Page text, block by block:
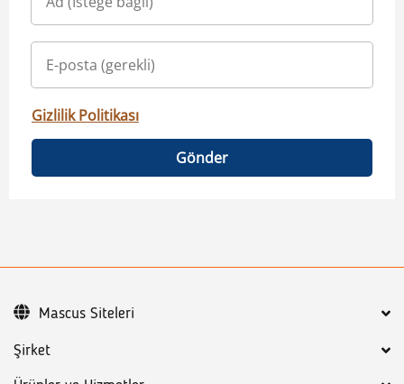
Gizlilik Politikası
Gönder
Şirket
Mascus Siteleri